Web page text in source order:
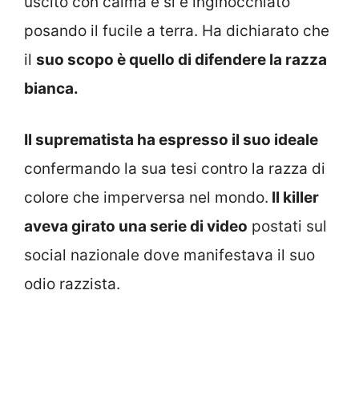
posando il fucile a terra. Ha dichiarato che
il suo scopo è quello di difendere la razza
bianca.
Il suprematista ha espresso il suo ideale
confermando la sua tesi contro la razza di
colore che imperversa nel mondo. Il killer
aveva girato una serie di video postati sul
social nazionale dove manifestava il suo
odio razzista.